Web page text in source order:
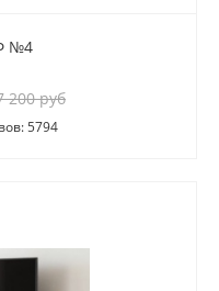
№4
200 руб
5794